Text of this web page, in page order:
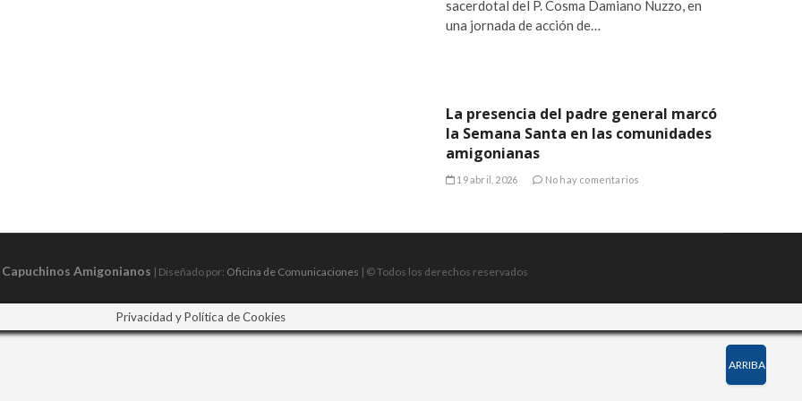
sacerdotal del P. Cosma Damiano Nuzzo, en
una jornada de acción de…
La presencia del padre general marcó
la Semana Santa en las comunidades
amigonianas
19 abril, 2026 No hay comentarios
Amigonianos | Diseñado por: Oficina de Comunicaciones | © Todos los derechos reservados
ARRIBA
Privacidad y Política de Cookies